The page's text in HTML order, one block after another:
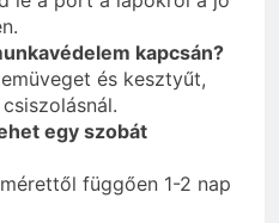
kapcsán?
és kesztyűt,
egy szobát
függően 1-2 nap